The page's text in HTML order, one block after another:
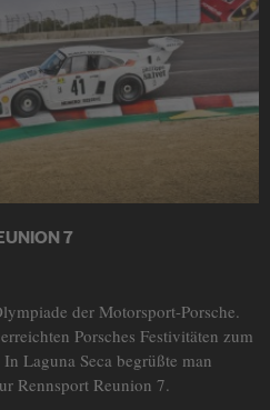
7
der Motorsport-Porsche.
Porsches Festivitäten zum
Laguna Seca begrüßte man
Rennsport Reunion 7.